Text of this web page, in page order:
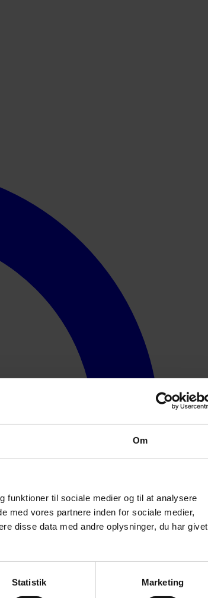
Om
funktioner til sociale medier og til at analysere
med vores partnere inden for sociale medier,
disse data med andre oplysninger, du har givet
Statistik Marketing